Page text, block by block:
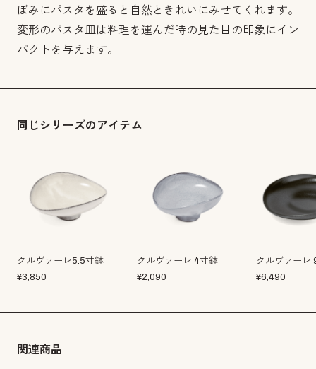
ぼみにパスタを盛ると自然ときれいにみせてくれます。
変形のパスタ皿は料理を運んだ時の見た目の印象にイン
パクトを与えます。
同じシリーズのアイテム
クルヴァーレ5.5寸鉢
¥3,850
クルヴァーレ 4寸鉢
¥2,090
クルヴァーレ
¥6,490
関連商品